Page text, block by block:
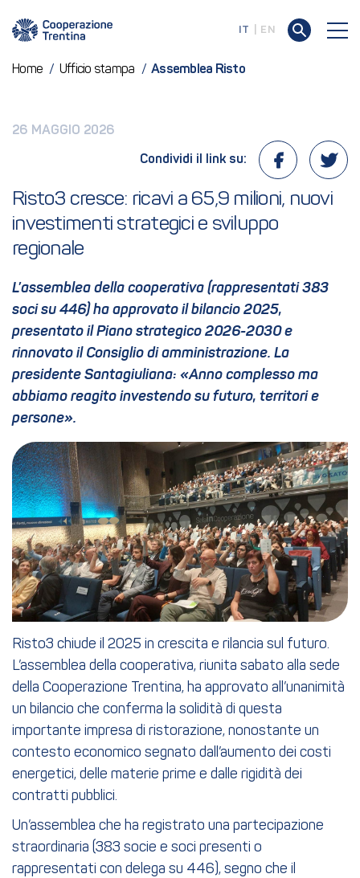
IT EN
Home / Ufficio stampa / Assemblea Risto
26 MAGGIO 2026
Condividi il link su:
Risto3 cresce: ricavi a 65,9 milioni, nuovi
investimenti strategici e sviluppo
regionale
L’assemblea della cooperativa (rappresentati 383
soci su 446) ha approvato il bilancio 2025,
presentato il Piano strategico 2026-2030 e
rinnovato il Consiglio di amministrazione. La
presidente Santagiuliana: «Anno complesso ma
abbiamo reagito investendo su futuro, territori e
persone».
Risto3 chiude il 2025 in crescita e rilancia sul futuro.
L’assemblea della cooperativa, riunita sabato alla sede
della Cooperazione Trentina, ha approvato all’unanimità
un bilancio che conferma la solidità di questa
importante impresa di ristorazione, nonostante un
contesto economico segnato dall’aumento dei costi
energetici, delle materie prime e dalle rigidità dei
contratti pubblici.
Un’assemblea che ha registrato una partecipazione
straordinaria (383 socie e soci presenti o
rappresentati con delega su 446), segno che il